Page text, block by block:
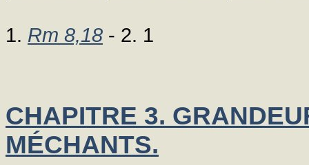
1. Rm 8,18 - 2. 1
CHAPITRE 3.
MÉCHANTS.